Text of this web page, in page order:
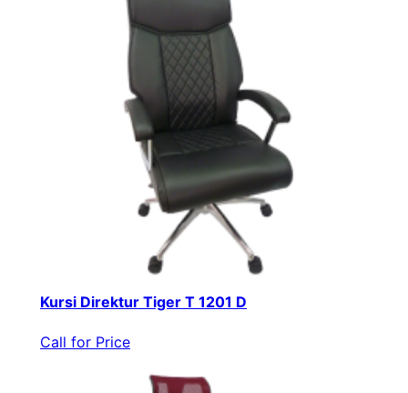
Kursi Direktur Tiger T 1201 D
Call for Price